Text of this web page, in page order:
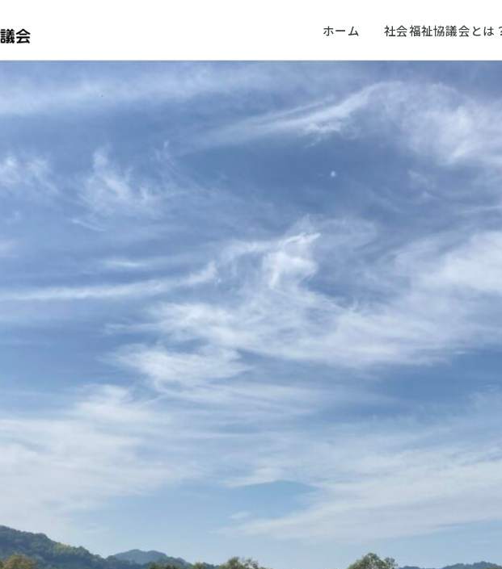
ホーム 社会福祉協議会とは